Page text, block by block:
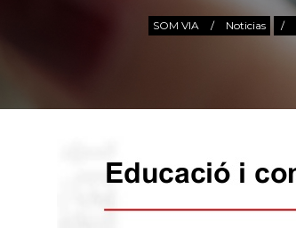
SOM VIA / Noticias /